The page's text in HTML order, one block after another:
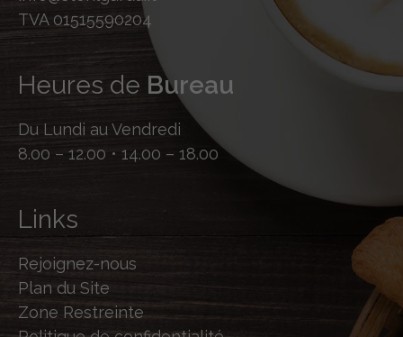
TVA 01515590204
Heures de Bureau
Du Lundi au Vendredi
8.00 – 12.00 • 14.00 – 18.00
Links
Rejoignez-nous
Plan du Site
Zone Restreinte